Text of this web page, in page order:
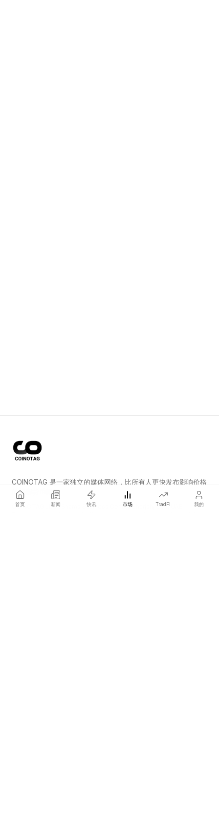
首页 新闻 快讯 市场 TradFi 我的
COINOTAG 是一家独立的媒体网络，比所有人更快发布影响价格
的加密货币新闻。
COINOTAG LLC · Shams Business Center, Sharjah, 839, UAE